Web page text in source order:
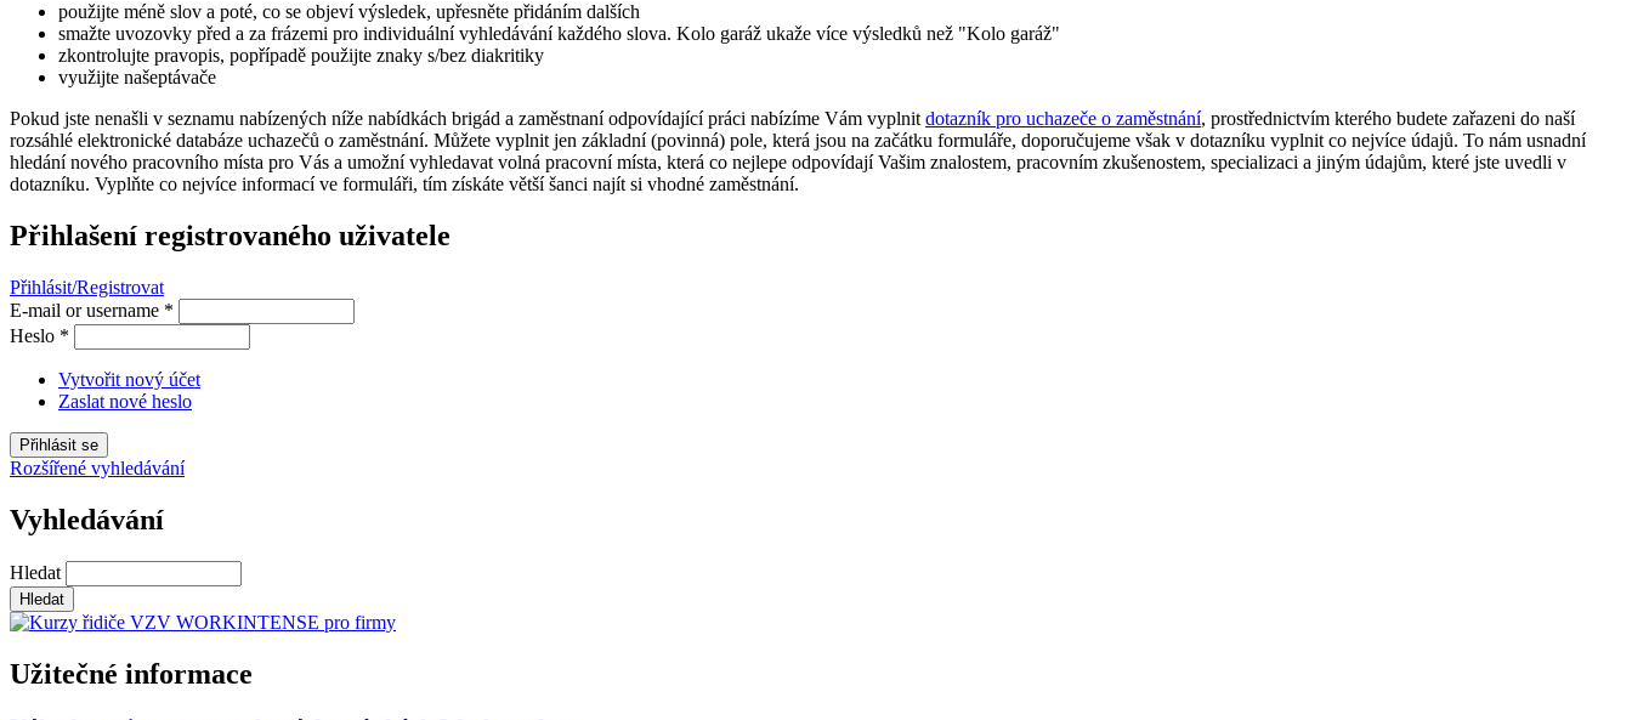
použijte méně slov a poté, co se objeví výsledek, upřesněte přidáním dalších
smažte uvozovky před a za frázemi pro individuální vyhledávání každého slova. Kolo garáž ukaže více výsledků než "Kolo garáž"
zkontrolujte pravopis, popřípadě použijte znaky s/bez diakritiky
využijte našeptávače
Pokud jste nenašli v seznamu nabízených níže nabídkách brigád a zaměstnaní odpovídající práci nabízíme Vám vyplnit dotazník pro uchazeče o zaměstnání, prostřednictvím kterého budete zařazeni do naší
rozsáhlé elektronické databáze uchazečů o zaměstnání. Můžete vyplnit jen základní (povinná) pole, která jsou na začátku formuláře, doporučujeme však v dotazníku vyplnit co nejvíce údajů. To nám usnadní
hledání nového pracovního místa pro Vás a umožní vyhledavat volná pracovní místa, která co nejlepe odpovídají Vašim znalostem, pracovním zkušenostem, specializaci a jiným údajům, které jste uvedli v
dotazníku. Vyplňte co nejvíce informací ve formuláři, tím získáte větší šanci najít si vhodné zaměstnání.
Přihlašení registrovaného uživatele
Přihlásit/Registrovat
E-mail or username *
Heslo *
Vytvořit nový účet
Zaslat nové heslo
Rozšířené vyhledávání
Vyhledávání
Hledat
Užitečné informace